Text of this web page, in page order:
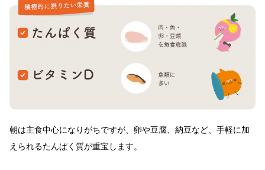
朝は主食中心になりがちですが、卵や豆腐、納豆など、手軽に加
えられるたんぱく質が重宝します。